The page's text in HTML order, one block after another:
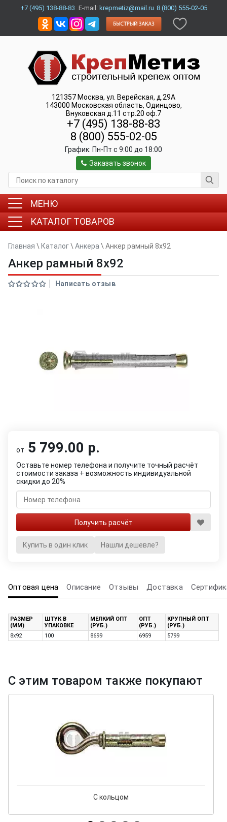
+7 (495) 138-88-83 E-mail: krepmetiz@mail.ru 8 (800) 555-02-05
121357 Москва, ул. Верейская, д.29А
143000 Московская область, Одинцово,
Внуковская д.11 стр.20 оф.7
+7 (495) 138-88-83
8 (800) 555-02-05
График: Пн-Пт c 9:00 до 18:00
Заказать звонок
МЕНЮ
КАТАЛОГ ТОВАРОВ
Главная \ Каталог\ Анкера \ Анкер рамный 8x92
Анкер рамный 8x92
Написать отзыв
от 5 799.00 р.
Оставьте номер телефона и получите точный расчёт
стоимости заказа + возможность индивидуальной
скидки до 20%
Купить в один клик Нашли дешевле?
Оптовая цена Описание Отзывы Доставка
РАЗМЕР
(ММ)
ШТУК В
УПАКОВКЕ
МЕЛКИЙ ОПТ
(РУБ.)
ОПТ
(РУБ.)
КРУПНЫЙ ОПТ
(РУБ.)
8х92
100 8699 6959 5799
С этим товаром также покупают
С кольцом